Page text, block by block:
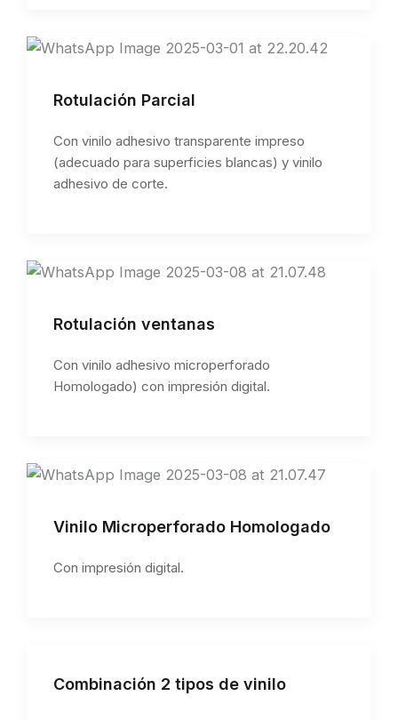
Rotulación Parcial
Con vinilo adhesivo transparente impreso
(adecuado para superficies blancas) y vinilo
adhesivo de corte.
Rotulación ventanas
Con vinilo adhesivo microperforado
Homologado) con impresión digital.
Vinilo Microperforado Homologado
Con impresión digital.
Combinación 2 tipos de vinilo